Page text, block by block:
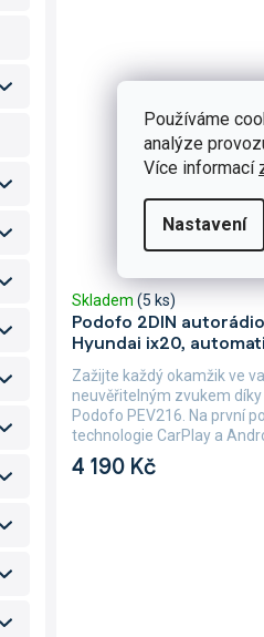
Používáme
analýze
Více informací
Nastavení
Podofo 2DIN
Hyundai ix20,
Skladem (5 ks)
4 190 Kč
Zažijte každý okamžik ve
neuvěřitelným zvukem díky
Podofo PEV216. Na první
technologie CarPlay a